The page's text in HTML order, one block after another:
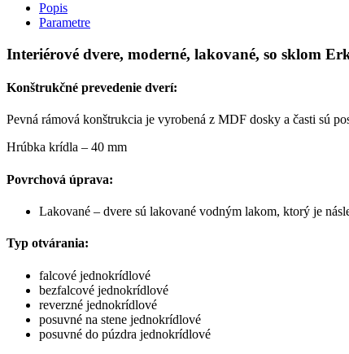
Popis
Parametre
Interiérové dvere, moderné, lakované, so sklom
Konštrukčné prevedenie dverí:
Pevná rámová konštrukcia je vyrobená z MDF dosky a časti sú
Hrúbka krídla – 40 mm
Povrchová úprava:
Lakované – dvere sú lakované vodným lakom, ktorý je
Typ otvárania:
falcové jednokrídlové
bezfalcové jednokrídlové
reverzné jednokrídlové
posuvné na stene jednokrídlové
posuvné do púzdra jednokrídlové